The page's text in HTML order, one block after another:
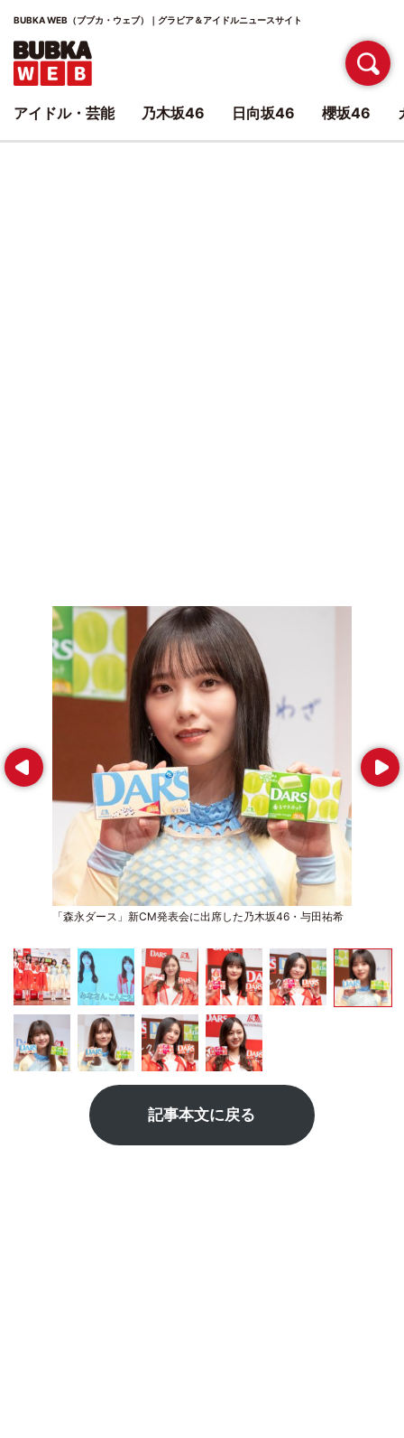
BUBKA WEB（ブブカ・ウェブ）｜グラビア＆アイドルニュースサイト
Prev
「森永ダース」新CM発表会に出席した乃木坂46・与田祐希
Next
記事本文に戻る
アイドル・芸能 乃木坂46 日向坂46 櫻坂46